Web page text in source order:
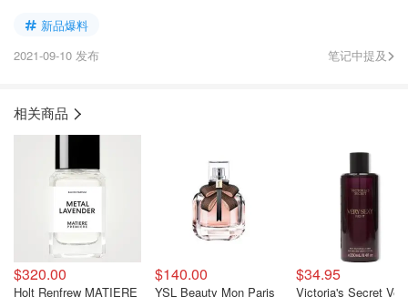
新品爆料
2021-09-10 发布
笔记中提及
相关商品
$320.00
Holt Renfrew MATIERE
$140.00
YSL Beauty Mon Paris
$34.95
Victoria's Secret